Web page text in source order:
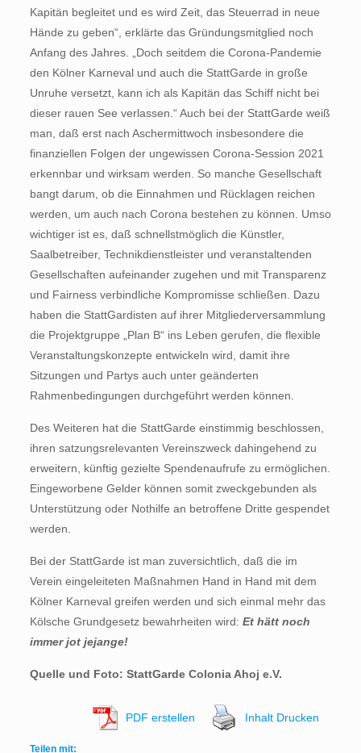
Kapitän begleitet und es wird Zeit, das Steuerrad in neue
Hände zu geben“, erklärte das Gründungsmitglied noch
Anfang des Jahres. „Doch seitdem die Corona-Pandemie
den Kölner Karneval und auch die StattGarde in große
Unruhe versetzt, kann ich als Kapitän das Schiff nicht bei
dieser rauen See verlassen.“ Auch bei der StattGarde weiß
man, daß erst nach Aschermittwoch insbesondere die
finanziellen Folgen der ungewissen Corona-Session 2021
erkennbar und wirksam werden. So manche Gesellschaft
bangt darum, ob die Einnahmen und Rück­lagen reichen
werden, um auch nach Corona bestehen zu können. Umso
wichtiger ist es, daß schnellstmöglich die Künstler,
Saalbetreiber, Technikdienstleister und veranstaltenden
Gesellschaften aufeinander zugehen und mit Transparenz
und Fairness verbindliche Kompromisse schließen. Dazu
haben die StattGardisten auf ihrer Mitgliederversammlung
die Projektgruppe „Plan B“ ins Leben gerufen, die flexible
Veranstaltungskonzepte entwickeln wird, damit ihre
Sitzungen und Partys auch unter geänderten
Rahmenbedingungen durchgeführt werden können.
Des Weiteren hat die StattGarde einstimmig beschlossen,
ihren satzungsrelevanten Vereinszweck dahingehend zu
erweitern, künftig gezielte Spendenaufrufe zu ermöglichen.
Eingeworbene Gelder können somit zweckgebunden als
Unterstützung oder Nothilfe an betroffene Dritte gespendet
werden.
Bei der StattGarde ist man zuversichtlich, daß die im
Verein eingeleiteten Maßnahmen Hand in Hand mit dem
Kölner Karneval greifen werden und sich einmal mehr das
Kölsche Grundgesetz bewahrheiten wird: Et hätt noch
immer jot jejange!
Quelle und Foto: StattGarde Colonia Ahoj e.V.
PDF erstellen Inhalt Drucken
Teilen mit: